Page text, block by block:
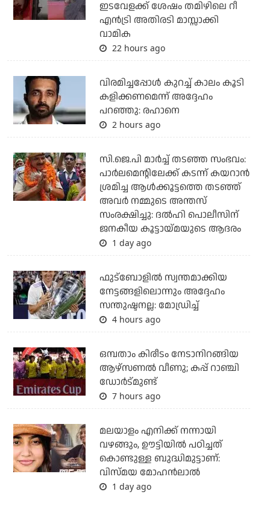
ഇടവേളക്ക് ശേഷം തമിഴിലെ റീ
എന്‍ട്രി അതിരടി മാസ്സാക്കി
വാമിക
22 hours ago
വിരമിച്ചപ്പോള്‍ കുറച്ച് കാലം കൂടി
കളിക്കണമെന്ന് അദ്ദേഹം
പറഞ്ഞു: രഹാനെ
2 hours ago
സി.ജെ.പി മാര്‍ച്ച് തടഞ്ഞ സംഭവം:
പാര്‍ലമെന്റിലേക്ക് കടന്ന് കയറാന്‍
ശ്രമിച്ച ആള്‍ക്കൂട്ടത്തെ തടഞ്ഞ്
അവര്‍ നമ്മുടെ അന്തസ്
സംരക്ഷിച്ചു: ദല്‍ഹി പൊലീസിന്
ജനകീയ കൂട്ടായ്മയുടെ ആദരം
1 day ago
ഫുട്ബോളില്‍ സ്വന്തമാക്കിയ
നേട്ടങ്ങളിലൊന്നും അദ്ദേഹം
സന്തുഷ്ടനല്ല: മോഡ്രിച്ച്
4 hours ago
ഒമ്പതാം കിരീടം നേടാനിറങ്ങിയ
ആഴ്സണല്‍ വീണു; കപ്പ് റാഞ്ചി
ഡോര്‍ട്മുണ്ട്
7 hours ago
മലയാളം എനിക്ക് നന്നായി
വഴങ്ങും, ഊട്ടിയില്‍ പഠിച്ചത്
കൊണ്ടുള്ള ബുദ്ധിമുട്ടാണ്:
വിസ്മയ മോഹന്‍ലാല്‍
1 day ago